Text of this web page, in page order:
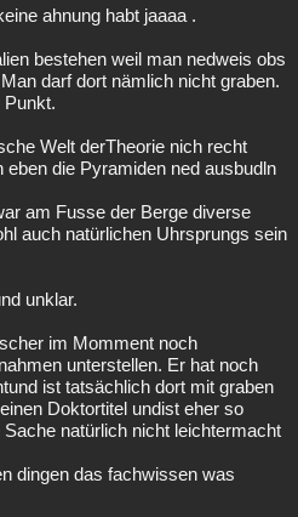
ahnung habt jaaaa .
bestehen weil man nedweis obs
darf dort nämlich nicht graben.
Welt derTheorie nich recht
die Pyramiden ned ausbudln
am Fusse der Berge diverse
auch natürlichen Uhrsprungs sein
unklar.
im Momment noch
unterstellen. Er hat noch
ist tatsächlich dort mit graben
Doktortitel undist eher so
natürlich nicht leichtermacht
dingen das fachwissen was